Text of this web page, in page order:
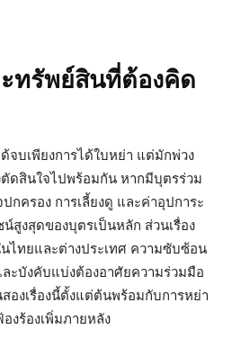
ทรัพย์สินที่ต้องคิด
จบเพียงการได้ใบหย่า แต่มักพ่วง
ดสินใจไปพร้อมกัน หากมีบุตรร่วม
กครอง การเลี้ยงดู และค่าอุปการะ
สูงสุดของบุตรเป็นหลัก ส่วนเรื่อง
ไทยและต่างประเทศ ความซับซ้อน
ะบังคับแบ่งต้องอาศัยความร่วมมือ
องเรื่องนี้ตั้งแต่ต้นพร้อมกับการหย่า
งร้องเพิ่มภายหลัง